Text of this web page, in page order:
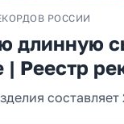
РОССИИ
длинную
| Реестр